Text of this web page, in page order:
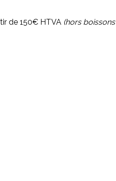
de 150€ HTVA (hors boissons